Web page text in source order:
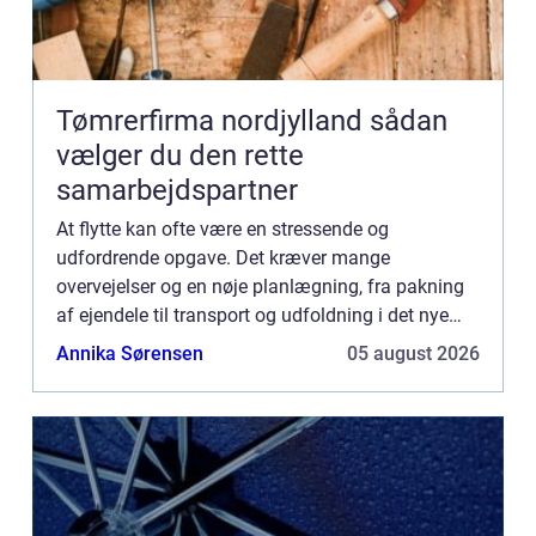
Tømrerfirma nordjylland sådan
vælger du den rette
samarbejdspartner
At flytte kan ofte være en stressende og
udfordrende opgave. Det kræver mange
overvejelser og en nøje planlægning, fra pakning
af ejendele til transport og udfoldning i det nye
hjem. Et flyttefirma Herlev være en stor h...
Annika Sørensen 05 august 2026